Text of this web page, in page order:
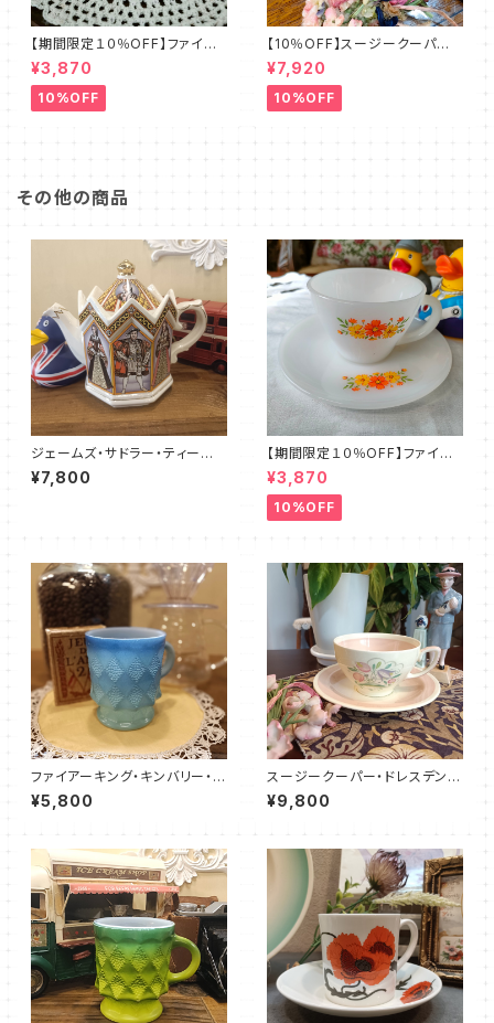
【期間限定１０％OFF】ファイア
ーキング・フラワー・カップ＆ソー
サー（FKFW0001）
¥3,870
10%OFF
【10％OFF】スージークーパー・
フルーツモチーフ・プレート（スパ
イラル）SCFM0029
¥7,920
10%OFF
その他の商品
ジェームズ・サドラー・ティーポッ
ト／ヘンリーⅧ（JS0008）
¥7,800
【期間限定１０％OFF】ファイア
ーキング・フラワー・カップ＆ソー
サー（FKFW0002）
¥3,870
10%OFF
ファイアーキング・キンバリー・マ
グカップ・ブルー（FKKB0015）
¥5,800
スージークーパー・ドレスデンス
プレイ・C&S（ピンク）SCDR00
53
¥9,800